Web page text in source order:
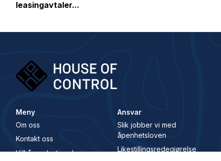
leasingavtaler...
Meny
Om oss
Kontakt oss
Vilkår og betingelser
Ansvar
Slik jobber vi med
åpenhetsloven
Likestillingsredegjørelse